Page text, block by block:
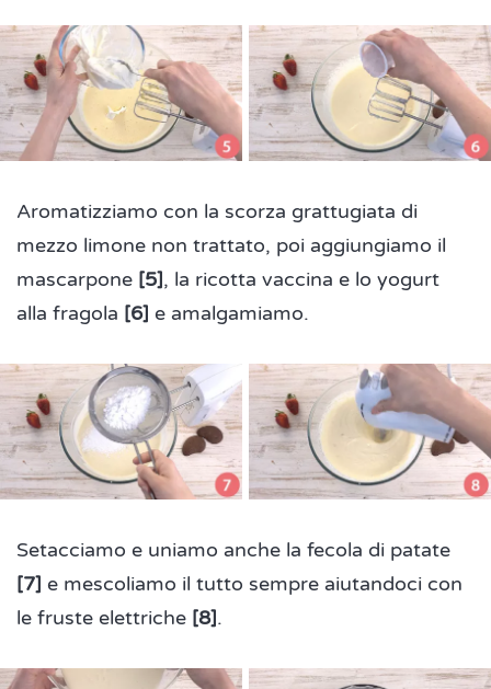
Aromatizziamo con la scorza grattugiata di
mezzo limone non trattato, poi aggiungiamo il
mascarpone [5], la ricotta vaccina e lo yogurt
alla fragola [6] e amalgamiamo.
Setacciamo e uniamo anche la fecola di patate
[7] e mescoliamo il tutto sempre aiutandoci con
le fruste elettriche [8].